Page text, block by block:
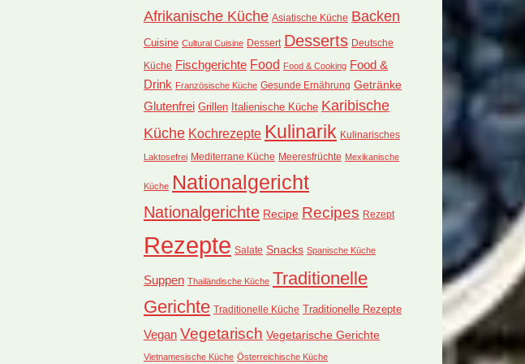
Afrikanische Küche Asiatische Küche Backen
Cuisine Cultural Cuisine Dessert Desserts Deutsche
Küche Fischgerichte Food Food & Cooking Food &
Drink Französische Küche Gesunde Ernährung Getränke
Glutenfrei Grillen Italienische Küche Karibische
Küche Kochrezepte Kulinarik Kulinarisches
Laktosefrei Mediterrane Küche Meeresfrüchte Mexikanische
Küche Nationalgericht
Nationalgerichte Recipe Recipes Rezept
Rezepte Salate Snacks Spanische Küche
Suppen Thailändische Küche Traditionelle
Gerichte Traditionelle Küche Traditionelle Rezepte
Vegan Vegetarisch Vegetarische Gerichte
Vietnamesische Küche Österreichische Küche